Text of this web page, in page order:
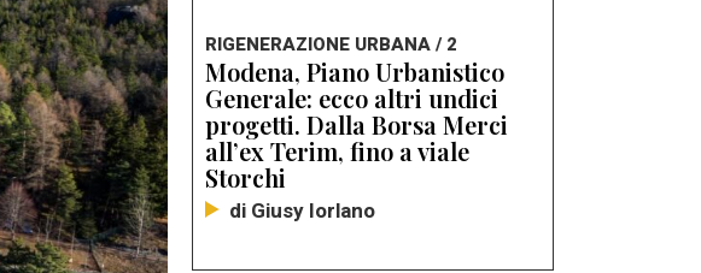
RIGENERAZIONE URBANA / 2
Modena, Piano Urbanistico
Generale: ecco altri undici
progetti. Dalla Borsa Merci
all’ex Terim, fino a viale
Storchi
di Giusy Iorlano